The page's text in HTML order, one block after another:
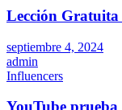
Lección
septiembre 4, 2024
admin
Influencers